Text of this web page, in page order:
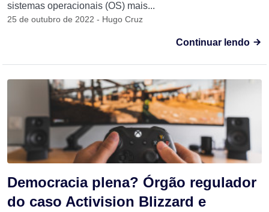
sistemas operacionais (OS) mais...
25 de outubro de 2022 - Hugo Cruz
Continuar lendo
Democracia plena? Órgão regulador
do caso Activision Blizzard e